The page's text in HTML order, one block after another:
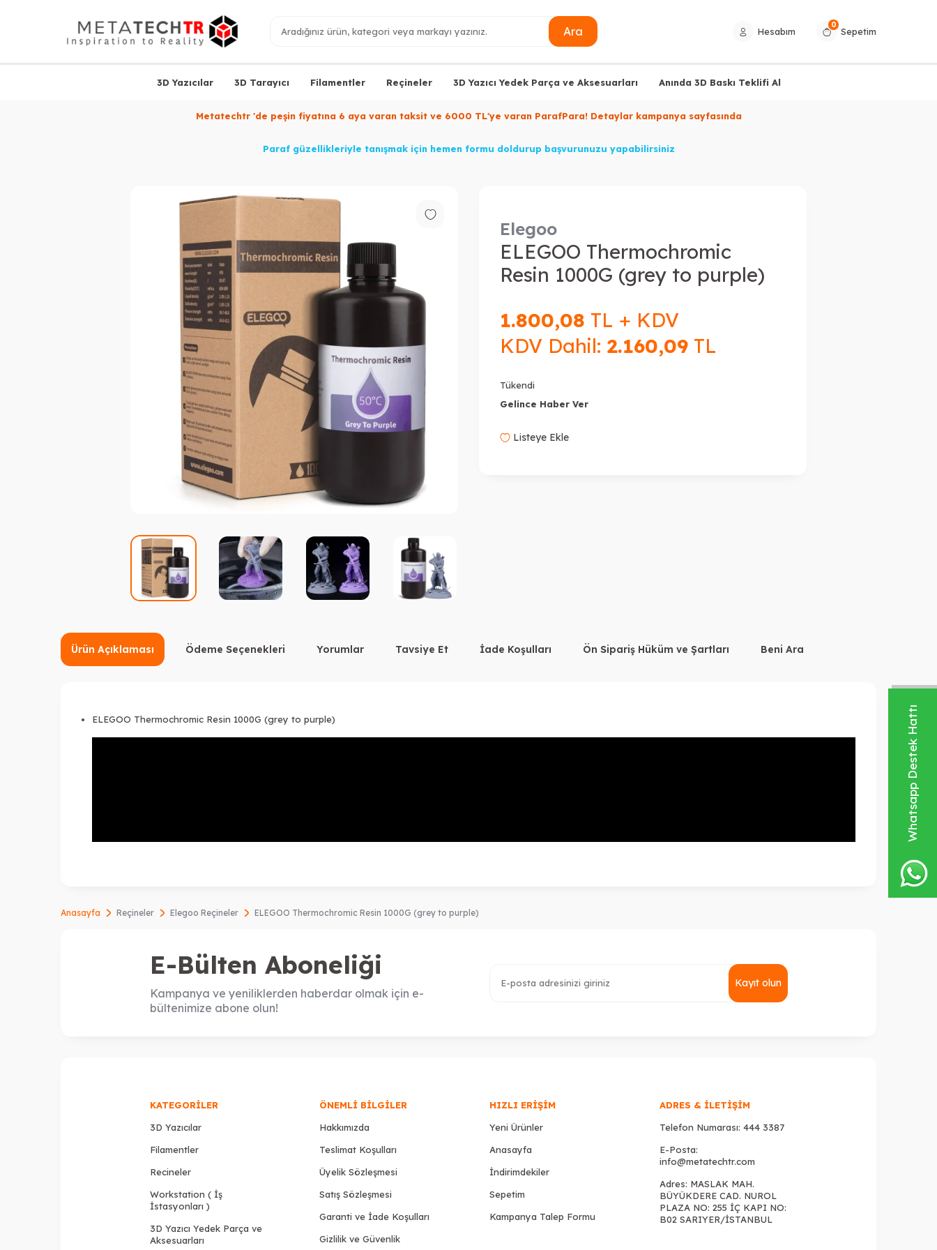
Whatsapp Destek Hattı
Ara Hesabım
0
Sepetim
3D Yazıcılar 3D Tarayıcı Filamentler Reçineler 3D Yazıcı Yedek Parça ve Aksesuarları Anında 3D Baskı Teklifi Al
Metatechtr 'de peşin fiyatına 6 aya varan taksit ve 6000 TL'ye varan ParafPara! Detaylar kampanya sayfasında
Paraf güzellikleriyle tanışmak için hemen formu doldurup başvurunuzu yapabilirsiniz
Elegoo
ELEGOO Thermochromic
Resin 1000G (grey to purple)
1.800,08 TL + KDV
KDV Dahil: 2.160,09 TL
Tükendi
Gelince Haber Ver
Listeye Ekle
Ürün Açıklaması Ödeme Seçenekleri Yorumlar Tavsiye Et İade Koşulları Ön Sipariş Hüküm ve Şartları Beni Ara
ELEGOO Thermochromic Resin 1000G (grey to purple)
Anasayfa Reçineler Elegoo Reçineler ELEGOO Thermochromic Resin 1000G (grey to purple)
E-Bülten Aboneliği
Kampanya ve yeniliklerden haberdar olmak için e-
bültenimize abone olun!
Kayıt olun
KATEGORILER
3D Yazıcılar
Filamentler
Recineler
Workstation ( İş
İstasyonları )
3D Yazıcı Yedek Parça ve
Aksesuarları
ÖNEMLI BILGILER
Hakkımızda
Teslimat Koşulları
Üyelik Sözleşmesi
Satış Sözleşmesi
Garanti ve İade Koşulları
Gizlilik ve Güvenlik
HIZLI ERIŞIM
Yeni Ürünler
Anasayfa
İndirimdekiler
Sepetim
Kampanya Talep Formu
ADRES & İLETIŞIM
Telefon Numarası: 444 3387
E-Posta:
info@metatechtr.com
Adres: MASLAK MAH.
BÜYÜKDERE CAD. NUROL
PLAZA NO: 255 İÇ KAPI NO:
B02 SARIYER/İSTANBUL